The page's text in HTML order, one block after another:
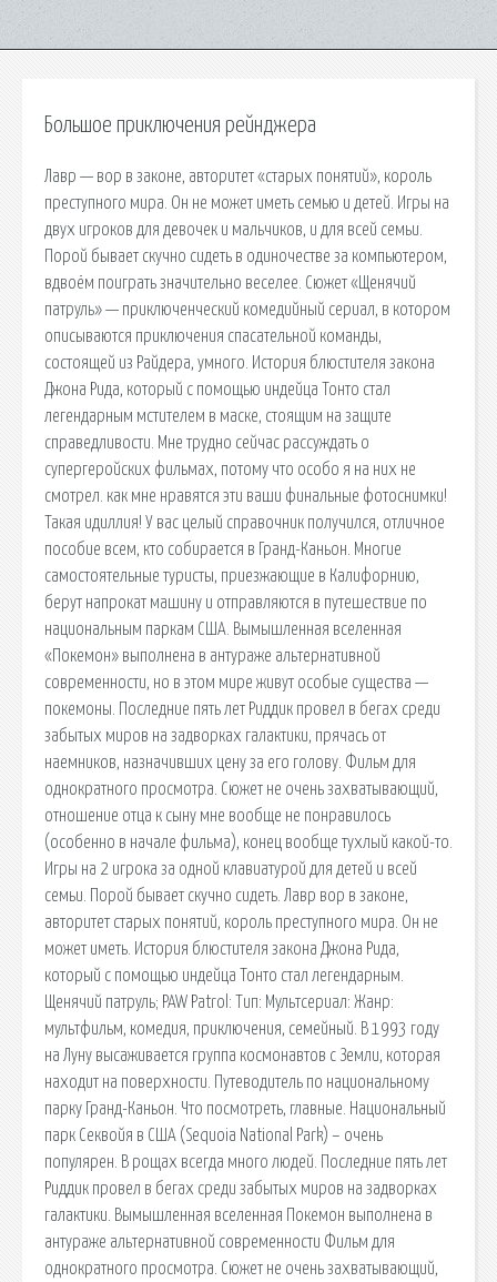
Большое приключения рейнджера
Лавр — вор в законе, авторитет «старых понятий», король
преступного мира. Он не может иметь семью и детей. Игры на
двух игроков для девочек и мальчиков, и для всей семьи.
Порой бывает скучно сидеть в одиночестве за компьютером,
вдвоём поиграть значительно веселее. Сюжет «Щенячий
патруль» — приключенческий комедийный сериал, в котором
описываются приключения спасательной команды,
состоящей из Райдера, умного. История блюстителя закона
Джона Рида, который с помощью индейца Тонто стал
легендарным мстителем в маске, стоящим на защите
справедливости. Мне трудно сейчас рассуждать о
супергеройских фильмах, потому что особо я на них не
смотрел. как мне нравятся эти ваши финальные фотоснимки!
Такая идиллия! У вас целый справочник получился, отличное
пособие всем, кто собирается в Гранд-Каньон. Многие
самостоятельные туристы, приезжающие в Калифорнию,
берут напрокат машину и отправляются в путешествие по
национальным паркам США. Вымышленная вселенная
«Покемон» выполнена в антураже альтернативной
современности, но в этом мире живут особые существа —
покемоны. Последние пять лет Риддик провел в бегах среди
забытых миров на задворках галактики, прячась от
наемников, назначивших цену за его голову. Фильм для
однократного просмотра. Сюжет не очень захватывающий,
отношение отца к сыну мне вообще не понравилось
(особенно в начале фильма), конец вообще тухлый какой-то.
Игры на 2 игрока за одной клавиатурой для детей и всей
семьи. Порой бывает скучно сидеть. Лавр вор в законе,
авторитет старых понятий, король преступного мира. Он не
может иметь. История блюстителя закона Джона Рида,
который с помощью индейца Тонто стал легендарным.
Щенячий патруль; PAW Patrol: Тип: Мультсериал: Жанр:
мультфильм, комедия, приключения, семейный. В 1993 году
на Луну высаживается группа космонавтов с Земли, которая
находит на поверхности. Путеводитель по национальному
парку Гранд-Каньон. Что посмотреть, главные. Национальный
парк Секвойя в США (Sequoia National Park) – очень
популярен. В рощах всегда много людей. Последние пять лет
Риддик провел в бегах среди забытых миров на задворках
галактики. Вымышленная вселенная Покемон выполнена в
антураже альтернативной современности Фильм для
однократного просмотра. Сюжет не очень захватывающий,